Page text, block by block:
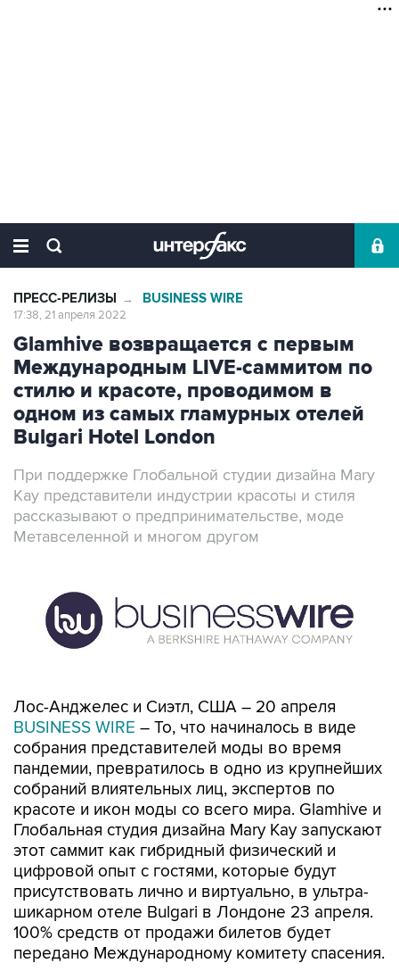
ПРЕСС-РЕЛИЗЫ → BUSINESS WIRE
17:38, 21 апреля 2022
Glamhive возвращается с первым
Международным LIVE-саммитом по
стилю и красоте, проводимом в
одном из самых гламурных отелей
Bulgari Hotel London
При поддержке Глобальной студии дизайна Mary
Kay представители индустрии красоты и стиля
рассказывают о предпринимательстве, моде
Метавселенной и многом другом
Лос-Анджелес и Сиэтл, США – 20 апреля
BUSINESS WIRE – То, что начиналось в виде
собрания представителей моды во время
пандемии, превратилось в одно из крупнейших
собраний влиятельных лиц, экспертов по
красоте и икон моды со всего мира. Glamhive и
Глобальная студия дизайна Mary Kay запускают
этот саммит как гибридный физический и
цифровой опыт с гостями, которые будут
присутствовать лично и виртуально, в ультра-
шикарном отеле Bulgari в Лондоне 23 апреля.
100% средств от продажи билетов будет
передано Международному комитету спасения.